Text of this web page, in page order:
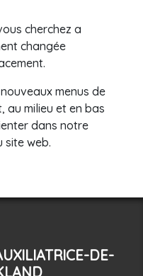
cherchez a
changée
menus de
au milieu et en bas
dans notre
site web.
DE-